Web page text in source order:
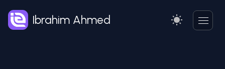
Ibrahim Ahmed